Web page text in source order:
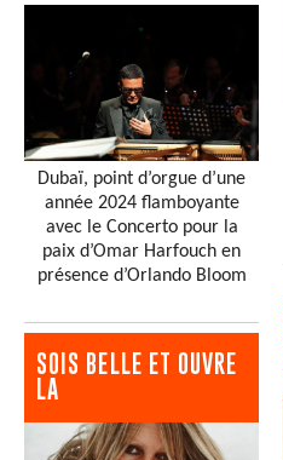
Dubaï, point d’orgue d’une
année 2024 flamboyante
avec le Concerto pour la
paix d’Omar Harfouch en
présence d’Orlando Bloom
SOIS BELLE ET OUVRE
LA